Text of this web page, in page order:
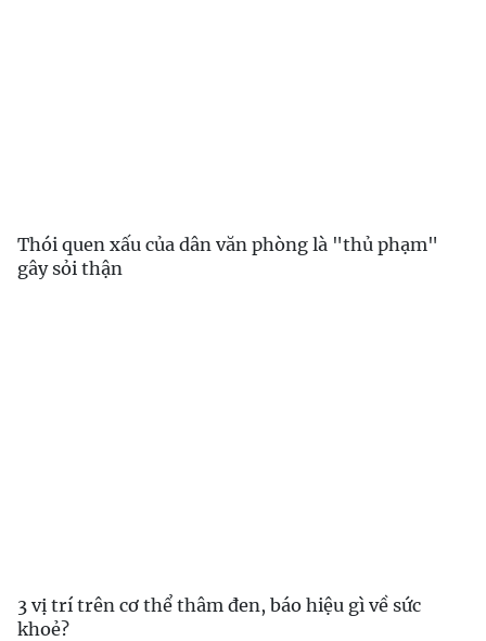
Thói quen xấu của dân văn phòng là "thủ phạm"
gây sỏi thận
3 vị trí trên cơ thể thâm đen, báo hiệu gì về sức
khoẻ?